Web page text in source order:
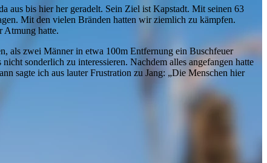
aus bis hier her geradelt. Sein Ziel ist Kapstadt. Mit seinen 63
Mit den vielen Bränden hatten wir ziemlich zu kämpfen.
Atmung hatte.
als zwei Männer in etwa 100m Entfernung ein Buschfeuer
sonderlich zu interessieren. Nachdem alles angefangen hatte
sagte ich aus lauter Frustration zu Jang: „Die Menschen hier